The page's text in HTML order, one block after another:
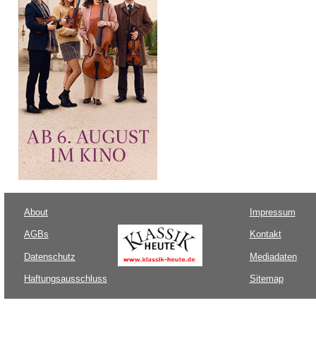
About
AGBs
Datenschutz
Haftungsausschluss
Impressum
Kontakt
Mediadaten
Sitemap